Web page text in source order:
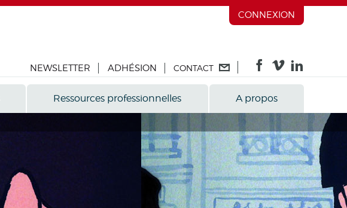
CONNEXION
NEWSLETTER ADHÉSION CONTACT
Ressources professionnelles A propos